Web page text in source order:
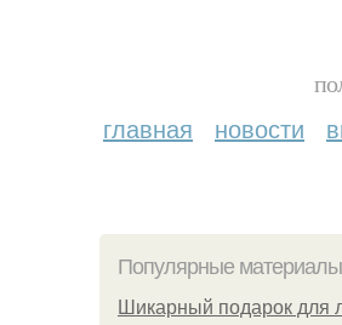
главная новости
Популярные материалы
Шикарный подарок для